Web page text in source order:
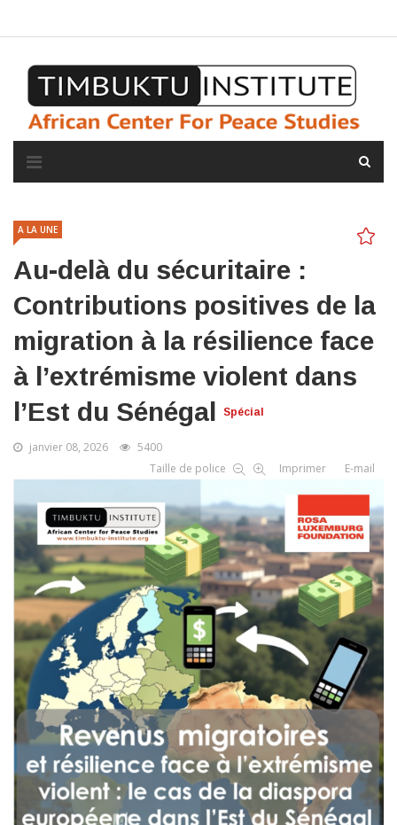
A LA UNE
Au-delà du sécuritaire :
Contributions positives de la
migration à la résilience face
à l’extrémisme violent dans
l’Est du Sénégal
Spécial
janvier 08, 2026
5400
Taille de police
Imprimer E-mail